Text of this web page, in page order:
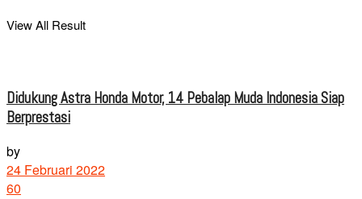
View All Result
Didukung Astra Honda Motor, 14 Pebalap Muda Indonesia Siap
Berprestasi
by
24 Februari 2022
60